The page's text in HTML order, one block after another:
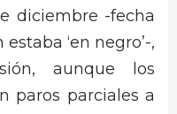
diciembre -fecha
‘en negro’-,
aunque los
paros parciales a